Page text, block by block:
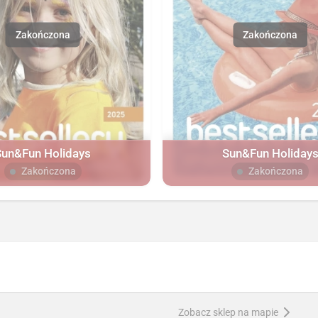
Holidays
Zakończona
Sun&Fun Holidays
Zakończona
Zobacz sklep na mapie